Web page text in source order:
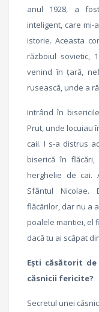
anul 1928, a
inteligent, care
istorie. Aceasta
războiul sovietic,
venind în țară,
rusească, unde a
Intrând în
Prut, unde locuiau
caii. I s-a distrus
biserică în
herghelie de cai.
Sfântul Nicolae.
flăcărilor, dar nu a
poalele mantiei, el
dacă tu ai scăpat
Ești căsătorit de
căsnicii fericite?
Secretul unei